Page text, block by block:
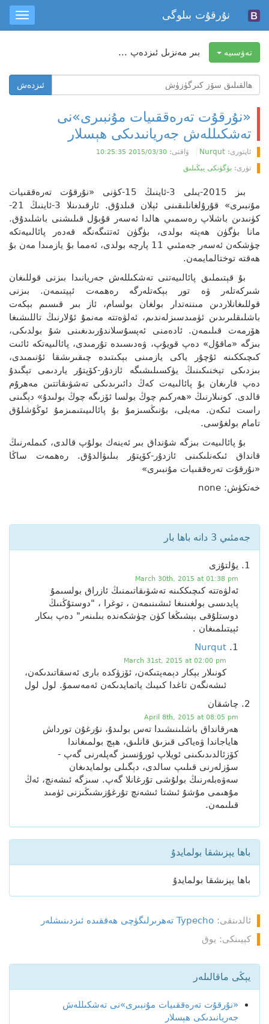
نۇرقۇت بىلوگى
تەۋسىيە بىر مەنزىل ئىزدەپ ...
ھالقىلىق
سۆز
ئىزدەش
ئىزدەش
«نۇرقۇت تەرەققىيات مۇنبىرى»نى
تەشكىللەش جەريانىدىكى ھېسلار
ئاپتورى: Nurqut ۋاقتى: 2015/03/30 10:25:35
تۈرى: بۈگۈنكى يېڭىلىق
بىز 2015-يىلى 3-ئاينىڭ 15-كۈنى «نۇرقۇت تەرەققىيات
مۇنبىرى» قۇرۇلغانلىقىنى ئېلان قىلدۇق. ئارقىدىنلا 3-ئاينىڭ 21-
كۈنىدىن باشلاپ رەسمىي ھالدا ئەسەر قۇبۇل قىلىشنى باشلىدۇق.
مانا بۈگۈن ھەپتە بولدى، بۈگۈن ئەتتىگەنگە قەدەر پائالىيەتكە
چۈشكەن ئەسەر جەمئىي 11 پارچە بولدى، ئەمما بۇ يازمىدا مەن بۇ
ھەقتە توختالمايمەن.
بۇ قېتىملىق پائالىيەتنى تەشكىللەش جەريانىدا بىزنى قوللىغان
شىركەتلەر ۋە تور بېكەتلەرگە رەھمەت ئېيتىمەن. بىزنى
قوللىغانلاردىن مىننەتدار بولغان بولسام، ئاز بىر قىسىم بېكەت
باشلىقلىرىدىن ئۈمىدسىزلەندىم، ئەلۋەتتە مەنمۇ ئۇلارنىڭ تاللىشىغا
ھۆرمەت قىلىمەن. ئادەمنى ئەپسۇسلاندۇرىدىغىنى شۇ بولدىكى،
بىزگە «ماقۇل» دەپ قويۇپ، ۋەدىسىدە تۇرمىدى، پائالىيەتكە ئائىت
كىچىككىنە ئۇچۇر ياكى يازمىنى بېكىتىدە چىقىرىشقا ئۇنىمىدى،
بىزدىكى تېخنىكىنىڭ يۈكسىلىشىگە ئازدۇر-كۆپتۇر ياردىمى تېگىدۇ
دەپ قارىغان بۇ پائالىيەت كەڭ دائىرىدىكى تەشۋىقاتتىن مەھرۇم
قالدى. كونىلارنىڭ «ھەركىم چوڭ بولسا ئۆزىگە چوڭ بولىدۇ» دېگىنى
راست ئىكەن. مەيلى، بۇنىڭسىزمۇ بۇ پائالىيىتىمىزمۇ ئوڭۇشلۇق
تامام بولغۇسى.
بۇ پائالىيەت بىزگە شۇنداق بىر ئەينەك بولۇپ قالدى، كىملەرنىڭ
قانداق ئىكەنلىكىنى ئازدۇر-كۆپتۇر بىلىۋالدۇق. رەھمەت ساڭا
«نۇرقۇت تەرەققىيات مۇنبىرى»
خەتكۈش: none
جەمئىي 3 دانە باھا بار
يۇلتۇزى
March 30th, 2015 at 01:38 pm
ئەلۋەتتە كىچىككىنە تەشۋىقاتىمنىڭ ئازراق بولسىمۇ
پايدىسى بولغىنىغا ئىشىنىمەن ، توغرا ، "دوستۇڭنىڭ
دوستلۇقى بېشىڭغا كۈن چۈشكەندە بىلىنەر" دەپ بىكار
ئېيتىلمىغان .
Nurqut
March 31st, 2015 at 02:00 pm
كونىلار بېكار دېمەپتىكەن، ئۆزۈكدە بارى ئەسقاتىدىكەن،
ئىشەنگەن تاغدا كىيىك ياتمايدىكەن ئەمەسمۇ. لول لول
چاشقان
April 8th, 2015 at 08:05 pm
ھەرقانداق باشلىنىشىدا تەس بولىدۇ، نۇرغۇن تورداش
ھاياجاندا ۋەياكى قىزىق قانلىق، ھېچ بولمىغاندا
كۆزئالدىدىكىنى ئويلاپ ئورۇنسىز گەپلەرنى گەپ -
سۆزلەرنى قىلىپ سالدى، دېگىلى بولمايدىغان
سەۋەبلەرنىڭ بولۇشى تۇرغانلا گەپ. سىزگە ئىشەنچ، ئەڭ
مۇھىمى مۇشۇ ئىشتا ئىشەنچ تۇرغۇزىشىڭىزنى ئۈمىد
قىلىمەن.
باھا يېزىشقا بولمايدۇ
باھا يېزىشقا بولمايدۇ
ئالدىنقى: Typecho تەھرىرلىگۈچى ھەققىدە ئىزدىنىشلەر
كېيىنكى: يوق
يېڭى ماقالىلەر
«نۇرقۇت تەرەققىيات مۇنبىرى»نى تەشكىللەش
جەريانىدىكى ھېسلار